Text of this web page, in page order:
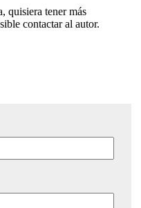
quisiera tener más
contactar al autor.